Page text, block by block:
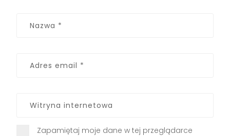
Zapamiętaj moje dane w tej przeglądarce